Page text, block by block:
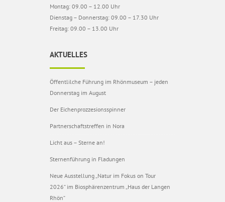
Montag: 09.00 – 12.00 Uhr
Dienstag – Donnerstag: 09.00 – 17.30 Uhr
Freitag: 09.00 – 13.00 Uhr
AKTUELLES
Öffentlilche Führung im Rhönmuseum – jeden
Donnerstag im August
Der Eichenprozzesionsspinner
Partnerschaftstreffen in Nora
Licht aus – Sterne an!
Sternenführung in Fladungen
Neue Ausstellung „Natur im Fokus on Tour
2026“ im Biosphärenzentrum „Haus der Langen
Rhön“